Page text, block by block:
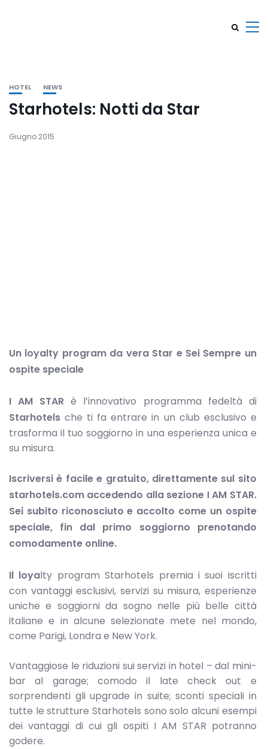
HOTEL NEWS
Starhotels: Notti da Star
Giugno 2015
Un loyalty program da vera Star e Sei Sempre un
ospite speciale
I AM STAR è l’innovativo programma fedeltà di
Starhotels che ti fa entrare in un club esclusivo e
trasforma il tuo soggiorno in una esperienza unica e
su misura.
Iscriversi è facile e gratuito, direttamente sul sito
starhotels.com accedendo alla sezione I AM STAR.
Sei subito riconosciuto e accolto come un ospite
speciale, fin dal primo soggiorno prenotando
comodamente online.
Il loyalty program Starhotels premia i suoi iscritti
con vantaggi esclusivi, servizi su misura, esperienze
uniche e soggiorni da sogno nelle più belle città
italiane e in alcune selezionate mete nel mondo,
come Parigi, Londra e New York.
Vantaggiose le riduzioni sui servizi in hotel – dal mini-
bar al garage; comodo il late check out e
sorprendenti gli upgrade in suite; sconti speciali in
tutte le strutture Starhotels sono solo alcuni esempi
dei vantaggi di cui gli ospiti I AM STAR potranno
godere.